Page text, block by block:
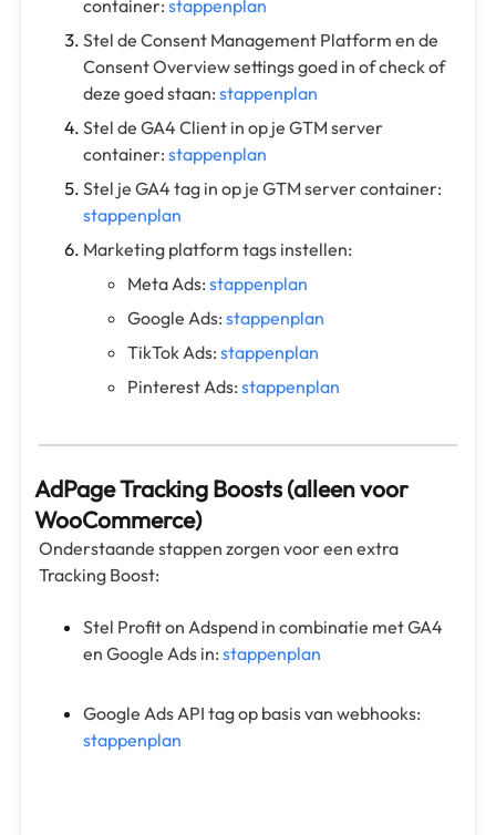
container: stappenplan
Stel de Consent Management Platform en de
Consent Overview settings goed in of check of
deze goed staan: stappenplan
Stel de GA4 Client in op je GTM server
container: stappenplan
Stel je GA4 tag in op je GTM server container:
stappenplan
Marketing platform tags instellen:
Meta Ads: stappenplan
Google Ads: stappenplan
TikTok Ads: stappenplan
Pinterest Ads: stappenplan
AdPage Tracking Boosts (alleen voor
WooCommerce)
Onderstaande stappen zorgen voor een extra
Tracking Boost:
Stel Profit on Adspend in combinatie met GA4
en Google Ads in: stappenplan
Google Ads API tag op basis van webhooks:
stappenplan